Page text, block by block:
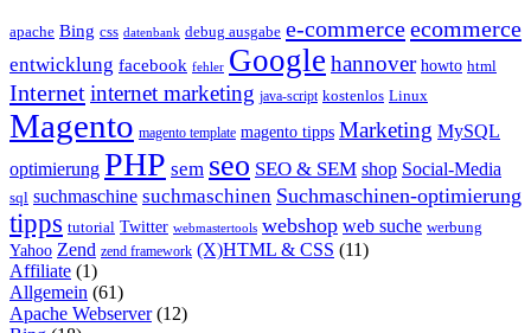
apache Bing css datenbank debug ausgabe e-commerceecommerce
entwicklung facebook fehler Google hannover howto html
Internetinternet marketing java-script kostenlos Linux
Magento magento template magento tipps Marketing MySQL
optimierung PHP sem seo SEO & SEM shop Social-Media
sql suchmaschine suchmaschinen Suchmaschinen-optimierung
tipps tutorial Twitter webmastertools webshop web suche werbung
Yahoo Zend zend framework (X)HTML & CSS (11)
Affiliate (1)
Allgemein (61)
Apache Webserver(12)